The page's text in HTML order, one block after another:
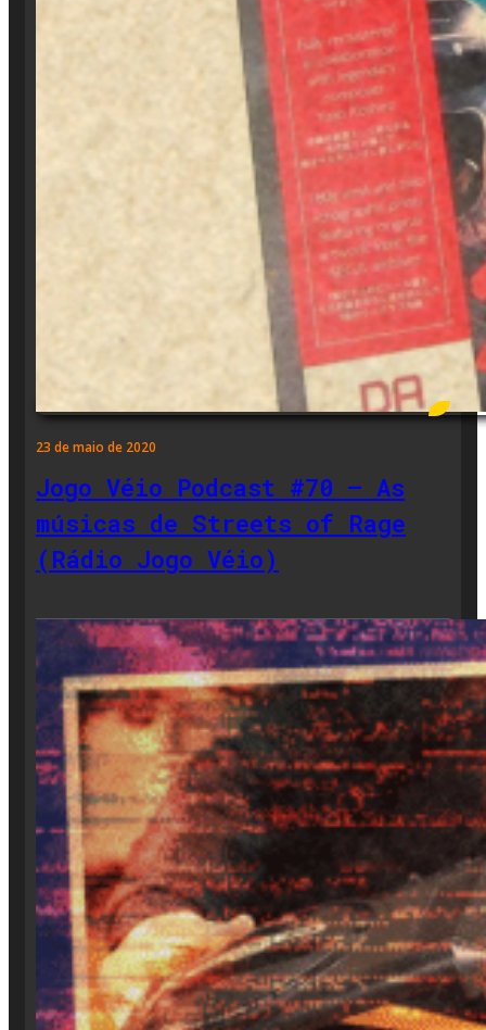
23 de maio de 2020
Jogo Véio Podcast #70 – As
músicas de Streets of Rage
(Rádio Jogo Véio)